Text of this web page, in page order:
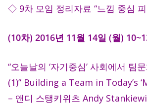
◇ 9차 모임 정리자료 “느낌 중심
(10차) 2016년 11월 14일 (월)
“오늘날의 ‘자기중심’ 사회에서 팀
(1)” Building a Team in Today’s
– 앤디 스탱키위츠 Andy